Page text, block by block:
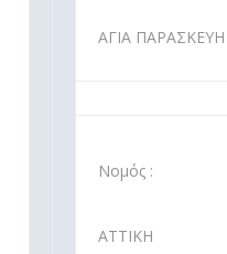
ΑΓΙΑ ΠΑΡΑΣΚΕΥΗ
Νομός :
ΑΤΤΙΚΗ